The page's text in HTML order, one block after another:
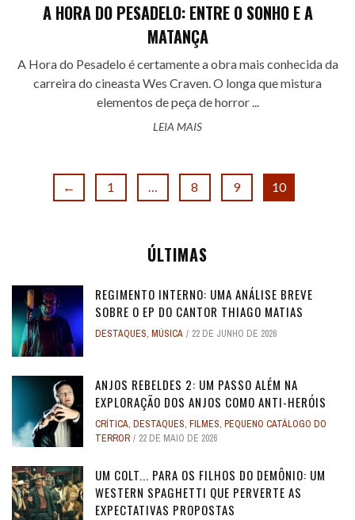
A HORA DO PESADELO: ENTRE O SONHO E A
MATANÇA
A Hora do Pesadelo é certamente a obra mais conhecida da
carreira do cineasta Wes Craven. O longa que mistura
elementos de peça de horror ...
LEIA MAIS
← 1 … 8 9 10
ÚLTIMAS
REGIMENTO INTERNO: UMA ANÁLISE BREVE
SOBRE O EP DO CANTOR THIAGO MATIAS
DESTAQUES, MÚSICA 22 DE JUNHO DE 2026
ANJOS REBELDES 2: UM PASSO ALÉM NA
EXPLORAÇÃO DOS ANJOS COMO ANTI-HERÓIS
CRÍTICA, DESTAQUES, FILMES, PEQUENO CATÁLOGO DO
TERROR
22 DE MAIO DE 2026
UM COLT... PARA OS FILHOS DO DEMÔNIO: UM
WESTERN SPAGHETTI QUE PERVERTE AS
EXPECTATIVAS PROPOSTAS